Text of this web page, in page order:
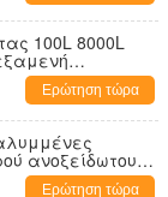
100L 8000L
το σκάφος με τον
Ερώτηση τώρα
ανοξείδωτου
Ερώτηση τώρα